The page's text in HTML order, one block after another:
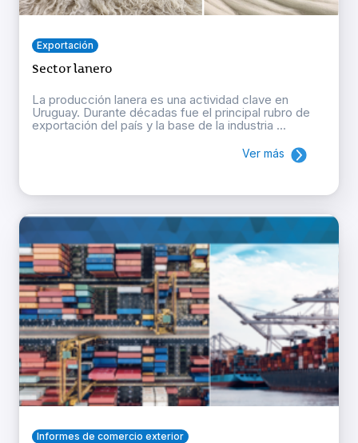
Exportación
Sector lanero
La producción lanera es una actividad clave en
Uruguay. Durante décadas fue el principal rubro de
exportación del país y la base de la industria ...
Ver más
Informes de comercio exterior